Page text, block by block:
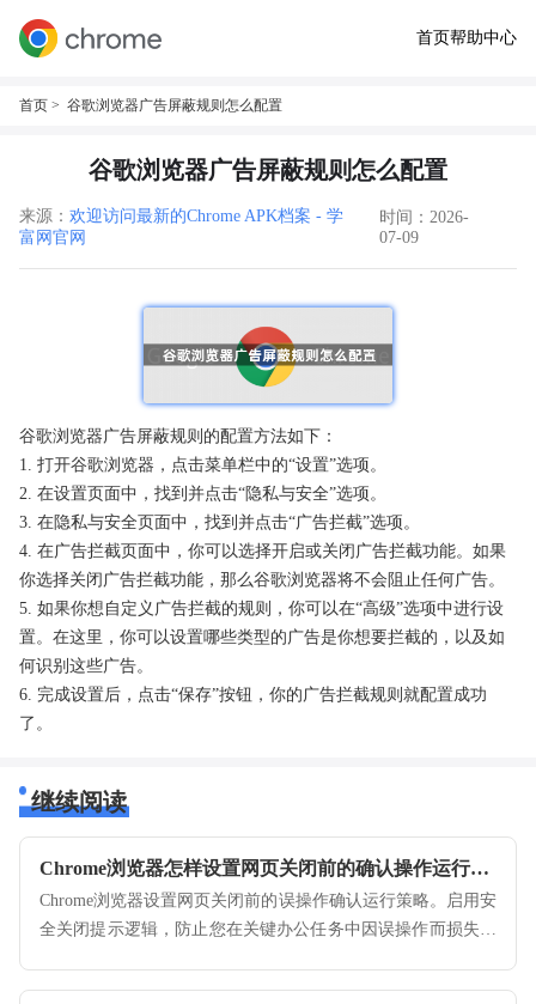
首页帮助中心
首页 > 谷歌浏览器广告屏蔽规则怎么配置
谷歌浏览器广告屏蔽规则怎么配置
来源： 欢迎访问最新的Chrome APK档案 - 学
富网官网
时间：2026-
07-09
谷歌浏览器广告屏蔽规则的配置方法如下：
1. 打开谷歌浏览器，点击菜单栏中的“设置”选项。
2. 在设置页面中，找到并点击“隐私与安全”选项。
3. 在隐私与安全页面中，找到并点击“广告拦截”选项。
4. 在广告拦截页面中，你可以选择开启或关闭广告拦截功能。如果
你选择关闭广告拦截功能，那么谷歌浏览器将不会阻止任何广告。
5. 如果你想自定义广告拦截的规则，你可以在“高级”选项中进行设
置。在这里，你可以设置哪些类型的广告是你想要拦截的，以及如
何识别这些广告。
6. 完成设置后，点击“保存”按钮，你的广告拦截规则就配置成功
了。
继续阅读
Chrome浏览器怎样设置网页关闭前的确认操作运行流程
Chrome浏览器设置网页关闭前的误操作确认运行策略。启用安
全关闭提示逻辑，防止您在关键办公任务中因误操作而损失未